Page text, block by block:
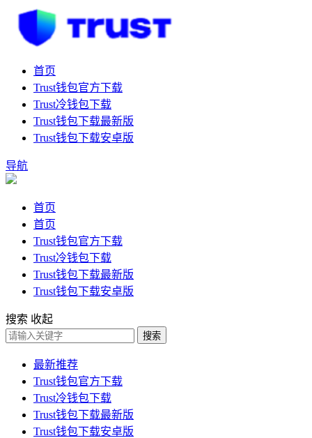
首页
Trust钱包官方下载
Trust冷钱包下载
Trust钱包下载最新版
Trust钱包下载安卓版
导航
首页
首页
Trust钱包官方下载
Trust冷钱包下载
Trust钱包下载最新版
Trust钱包下载安卓版
搜索 收起
搜索
最新推荐
Trust钱包官方下载
Trust冷钱包下载
Trust钱包下载最新版
Trust钱包下载安卓版